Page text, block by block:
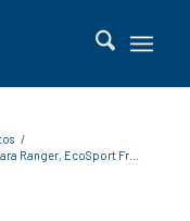
/
Ranger, EcoSport Fr...